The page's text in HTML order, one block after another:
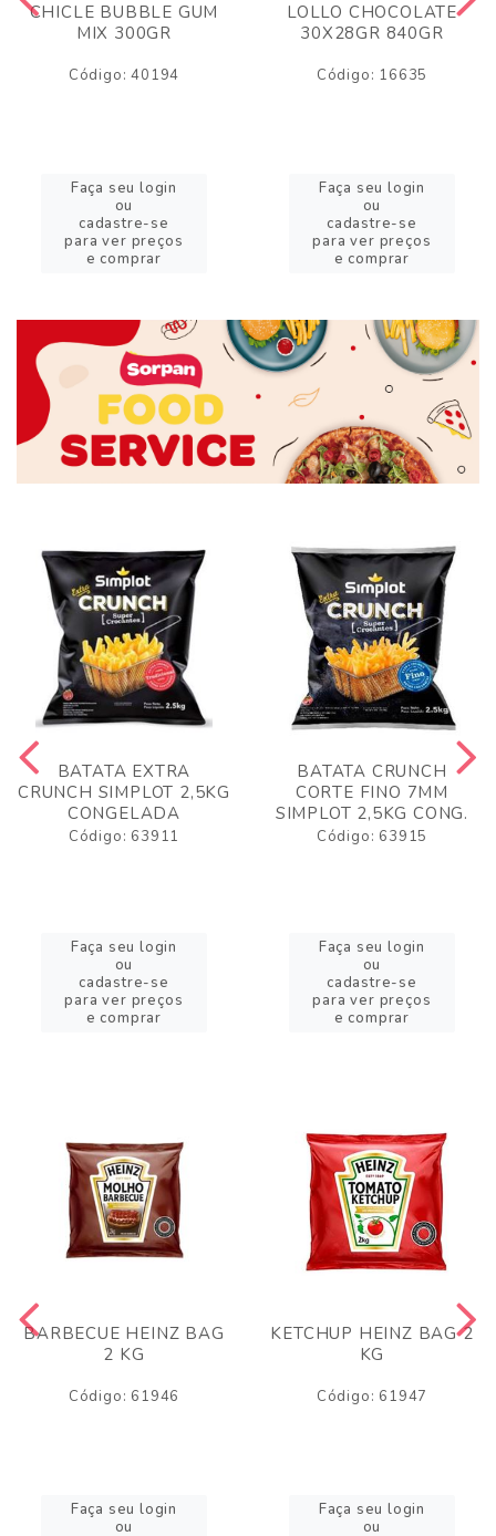
CHICLE BUBBLE GUM
MIX 300GR
Código: 40194
Faça seu login
ou
cadastre-se
para ver preços
e comprar
LOLLO CHOCOLATE
30X28GR 840GR
Código: 16635
Faça seu login
ou
cadastre-se
para ver preços
e comprar
BATATA EXTRA
CRUNCH SIMPLOT 2,5KG
CONGELADA
Código: 63911
Faça seu login
ou
cadastre-se
para ver preços
e comprar
BATATA CRUNCH
CORTE FINO 7MM
SIMPLOT 2,5KG CONG.
Código: 63915
Faça seu login
ou
cadastre-se
para ver preços
e comprar
BARBECUE HEINZ BAG
2 KG
Código: 61946
Faça seu login
ou
KETCHUP HEINZ BAG 2
KG
Código: 61947
Faça seu login
ou